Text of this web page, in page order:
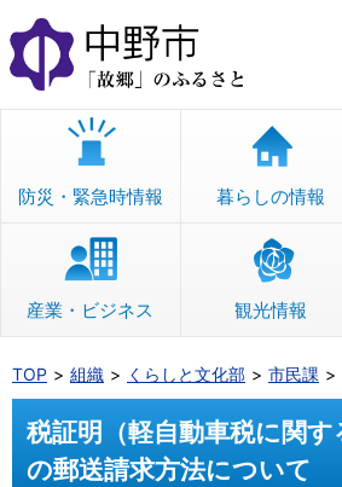
本
文
へ
移
防災・緊急時情報 暮らしの情報
産業・ビジネス 観光情報
TOP 組織 くらしと文化部 市民課
税証明（軽自動車税に関す
の郵送請求方法について